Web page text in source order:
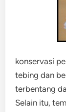
konservasi
tebing dan
terbentang
Selain itu,